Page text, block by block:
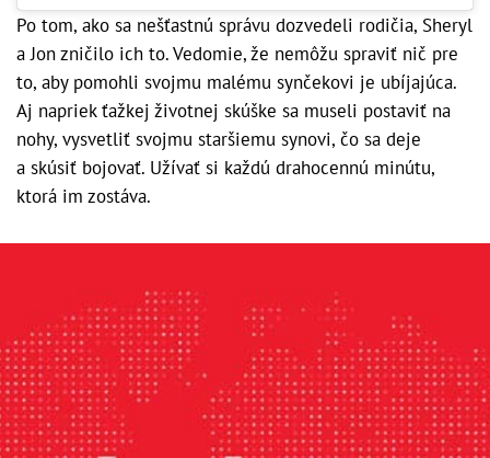
Po tom, ako sa nešťastnú správu dozvedeli rodičia, Sheryl
a Jon zničilo ich to. Vedomie, že nemôžu spraviť nič pre
to, aby pomohli svojmu malému synčekovi je ubíjajúca.
Aj napriek ťažkej životnej skúške sa museli postaviť na
nohy, vysvetliť svojmu staršiemu synovi, čo sa deje
a skúsiť bojovať. Užívať si každú drahocennú minútu,
ktorá im zostáva.